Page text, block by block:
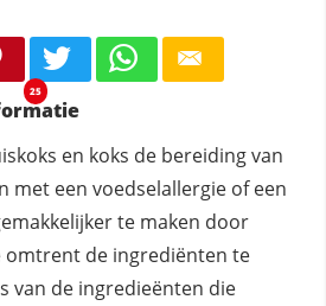
25
en koks de bereiding van
met een voedselallergie of een
te maken door
de ingrediënten te
van de ingredieënten die